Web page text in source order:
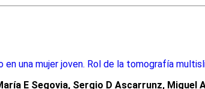
en una mujer joven. Rol de la tomografía
E Segovia, Sergio D Ascarrunz, Miguel